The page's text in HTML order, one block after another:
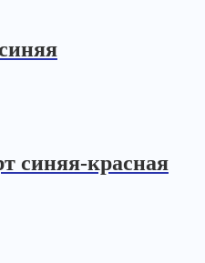
синяя-красная